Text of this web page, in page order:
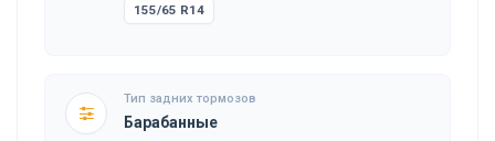
155/65 R14
Тип задних тормозов
Барабанные